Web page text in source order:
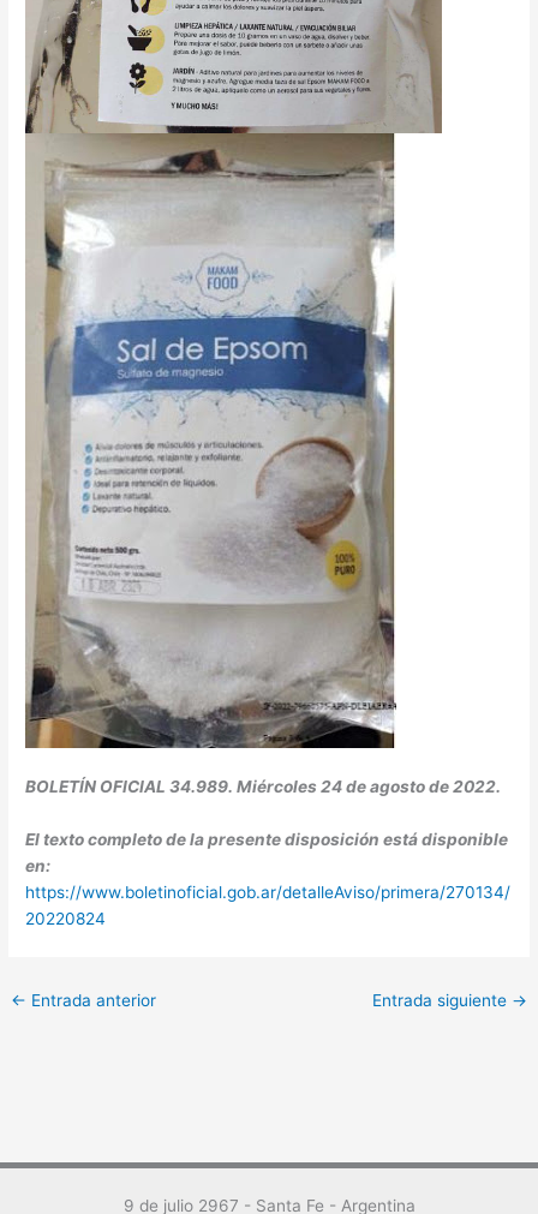
BOLETÍN OFICIAL 34.989. Miércoles 24 de agosto de 2022.
El texto completo de la presente disposición está disponible
en:
https://www.boletinoficial.gob.ar/detalleAviso/primera/270134/
20220824
← Entrada anterior Entrada siguiente →
9 de julio 2967 - Santa Fe - Argentina